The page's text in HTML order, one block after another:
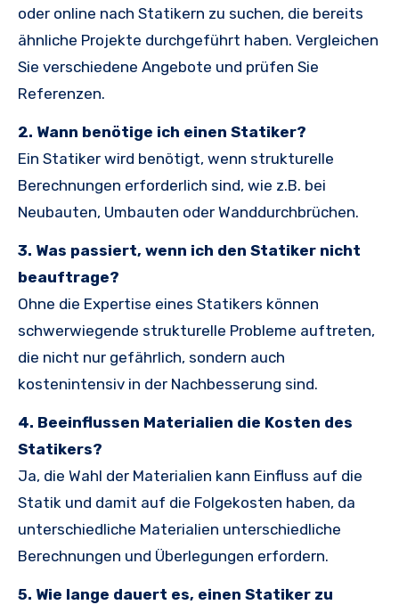
oder online nach Statikern zu suchen, die bereits
ähnliche Projekte durchgeführt haben. Vergleichen
Sie verschiedene Angebote und prüfen Sie
Referenzen.
2. Wann benötige ich einen Statiker?
Ein Statiker wird benötigt, wenn strukturelle
Berechnungen erforderlich sind, wie z.B. bei
Neubauten, Umbauten oder Wanddurchbrüchen.
3. Was passiert, wenn ich den Statiker nicht
beauftrage?
Ohne die Expertise eines Statikers können
schwerwiegende strukturelle Probleme auftreten,
die nicht nur gefährlich, sondern auch
kostenintensiv in der Nachbesserung sind.
4. Beeinflussen Materialien die Kosten des
Statikers?
Ja, die Wahl der Materialien kann Einfluss auf die
Statik und damit auf die Folgekosten haben, da
unterschiedliche Materialien unterschiedliche
Berechnungen und Überlegungen erfordern.
5. Wie lange dauert es, einen Statiker zu